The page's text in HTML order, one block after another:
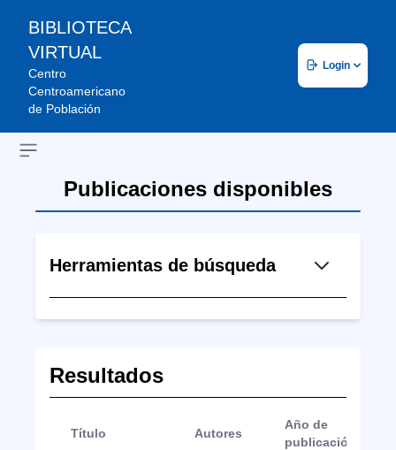
BIBLIOTECA
VIRTUAL
Centro
Centroamericano
de Población
Login
Open sidebar
Publicaciones disponibles
Herramientas de búsqueda
Resultados
Título Autores
Año de
publicación